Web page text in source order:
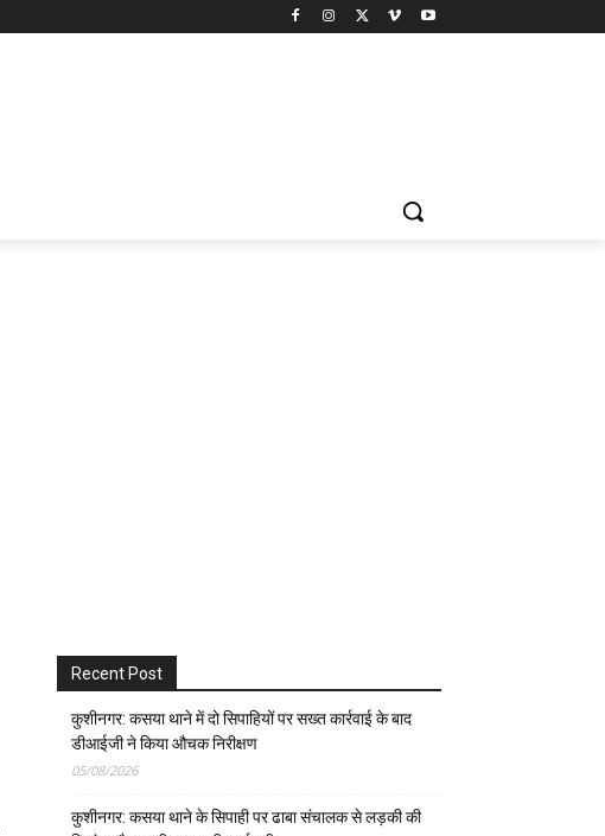
Recent Post
कुशीनगर: कसया थाने में दो सिपाहियों पर सख्त कार्रवाई के बाद
डीआईजी ने किया औचक निरीक्षण
05/08/2026
कुशीनगर: कसया थाने के सिपाही पर ढाबा संचालक से लड़की की